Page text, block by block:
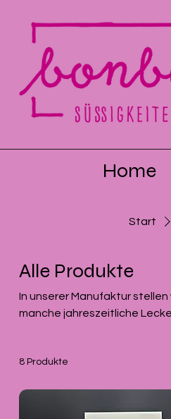
Home
Start
Alle Produkte
In unserer Manufaktur stellen
manche jahreszeitliche
8 Produkte